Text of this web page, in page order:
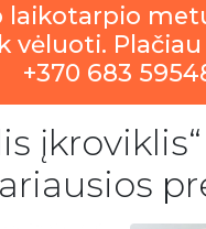
laikotarpio
vėluoti.
+370 683